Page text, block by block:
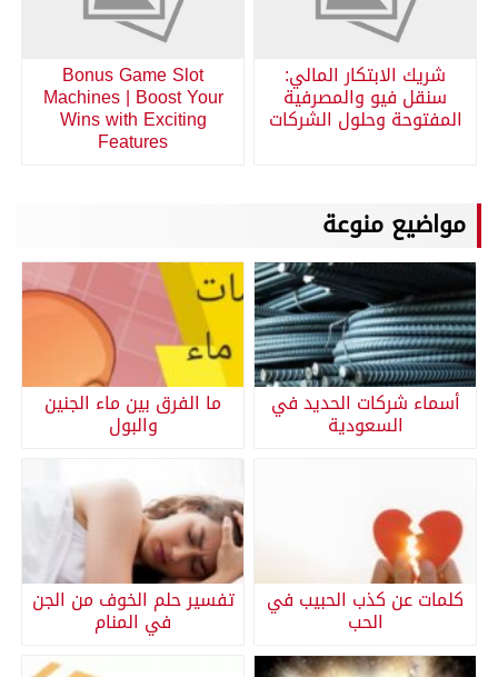
شريك الابتكار المالي:
سنقل فيو والمصرفية
المفتوحة وحلول الشركات
Bonus Game Slot
Machines | Boost Your
Wins with Exciting
Features
مواضيع منوعة
أسماء شركات الحديد في
السعودية
ما الفرق بين ماء الجنين
والبول
كلمات عن كذب الحبيب في
الحب
تفسير حلم الخوف من الجن
في المنام